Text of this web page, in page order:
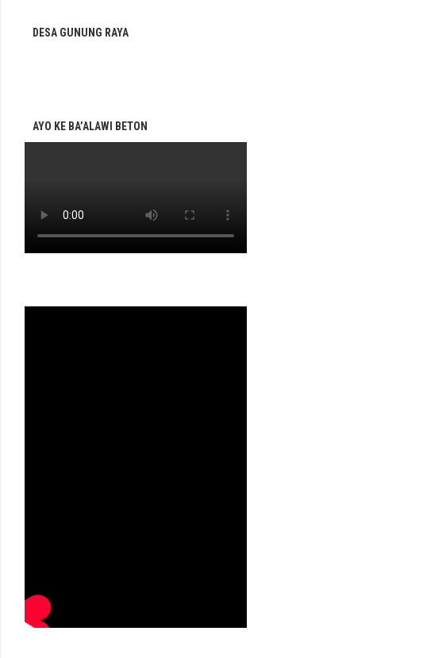
DESA GUNUNG RAYA
AYO KE BA’ALAWI BETON